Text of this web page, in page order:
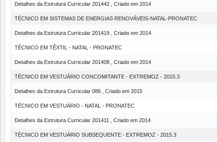
Detalhes da Estrutura Curricular 201442 , Criado em 2014
TÉCNICO EM SISTEMAS DE ENERGIAS RENOVÁVEIS-NATAL-PRONATEC
Detalhes da Estrutura Curricular 201419 , Criado em 2014
TÉCNICO EM TÊXTIL - NATAL - PRONATEC
Detalhes da Estrutura Curricular 201408 , Criado em 2014
TÉCNICO EM VESTUÁRIO CONCOMITANTE - EXTREMOZ - 2015.3
Detalhes da Estrutura Curricular 086 , Criado em 2015
TÉCNICO EM VESTUÁRIO - NATAL - PRONATEC
Detalhes da Estrutura Curricular 201411 , Criado em 2014
TÉCNICO EM VESTUÁRIO SUBSEQUENTE - EXTREMOZ - 2015.3